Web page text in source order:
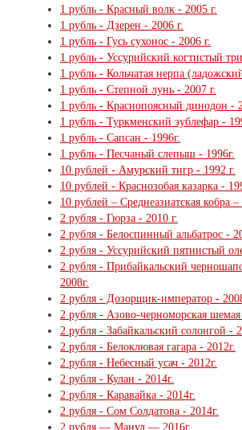
1 рубль - Красный волк - 2005 г.
1 рубль - Дзерен - 2006 г.
1 рубль - Гусь сухонос - 2006 г.
1 рубль - Уссурийский когтистый
1 рубль - Кольчатая нерпа
1 рубль - Степной лунь - 2007 г.
1 рубль - Краснопоясный динодон -
1 рубль - Туркменский эублефар -
1 рубль - Сапсан - 1996г.
1 рубль - Песчаный слепыш - 1996г.
10 рублей - Амурский тигр - 1992 г.
10 рублей - Краснозобая казарка -
10 рублей – Среднеазиатская кобра –
2 рубля - Гюрза - 2010 г.
2 рубля - Белоспинный альбатрос -
2 рубля - Уссурийский пятнистый
2 рубля - Прибайкальский
2008г.
2 рубля - Дозорщик-император -
2 рубля - Азово-черноморская шемая
2 рубля - Забайкальский солонгой -
2 рубля - Белоклювая гагара - 2012г.
2 рубля - Небесный усач - 2012г.
2 рубля - Кулан - 2014г.
2 рубля - Каравайка - 2014г.
2 рубля - Сом Солдатова - 2014г.
2 рубля — Манул — 2016г.